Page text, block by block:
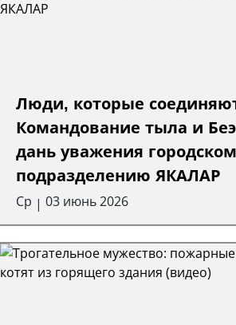
Люди, которые
Командование тыла и
дань уважения
подразделению ЯКАЛАР
Ср | 03 июнь 2026